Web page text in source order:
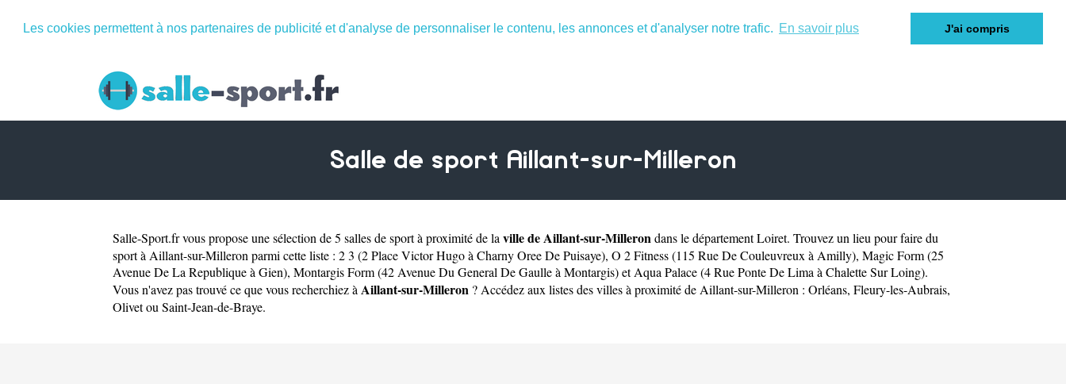
Les cookies permettent à nos partenaires de publicité et d'analyse de personnaliser le contenu, les annonces et d'analyser notre trafic. En savoir plus J'ai compris
Salle de sport Aillant-sur-Milleron
Salle-Sport.frvous propose une sélection de 5 salles de sport à proximité de la ville de Aillant-sur-Milleron dans le départementLoiret. Trouvez un lieu pour faire du
sport à Aillant-sur-Milleron parmi cette liste : 2 3 (2 Place Victor Hugo à Charny Oree De Puisaye), O 2 Fitness (115 Rue De Couleuvreux à Amilly), Magic Form (25
Avenue De La Republique à Gien), Montargis Form (42 Avenue Du General De Gaulle à Montargis)etAqua Palace (4 Rue Ponte De Lima à Chalette Sur Loing).
Vous n'avez pas trouvé ce que vous recherchiez à Aillant-sur-Milleron ? Accédez aux listes des villes à proximité de Aillant-sur-Milleron : Orléans, Fleury-les-Aubrais,
Olivetou Saint-Jean-de-Braye.